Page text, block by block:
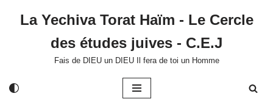
La Yechiva Torat Haïm - Le Cercle
des études juives - C.E.J
Fais de DIEU un DIEU Il fera de toi un Homme